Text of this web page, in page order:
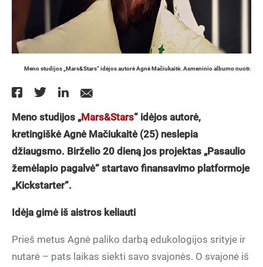
Meno studijos „Mars&Stars“ idėjos autorė Agnė Mačiukaitė. Asmeninio albumo nuotr.
Meno studijos „Mars&Stars“ idėjos autorė,
kretingiškė Agnė Mačiukaitė (25) neslepia
džiaugsmo. Birželio 20 dieną jos projektas „Pasaulio
žemėlapio pagalvė“ startavo finansavimo platformoje
„Kickstarter“.
Idėja gimė iš aistros keliauti
Prieš metus Agnė paliko darbą edukologijos srityje ir
nutarė – pats laikas siekti savo svajonės. O svajonė iš